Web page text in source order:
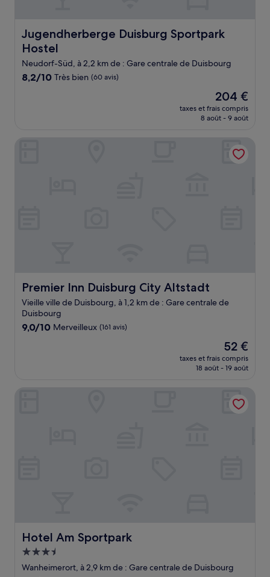
Jugendherberge Duisburg Sportpark
Hostel
Jugendherberge Duisburg Sportpark Hostel
Neudorf-Süd, à 2,2 km de : Gare centrale de Duisbourg
8.2
8,2/10 Très bien (60 avis)
Le
nouveau
prix
de
204 €
204 €
taxes et frais compris
8 août - 9 août
Premier Inn Duisburg City Altstadt
Premier Inn Duisburg City Altstadt
Vieille ville de Duisbourg, à 1,2 km de : Gare centrale de
Duisbourg
9.0
9,0/10 Merveilleux (161 avis)
Le
nouveau
prix
de
52 €
52 €
taxes et frais compris
18 août - 19 août
Hotel Am Sportpark
Hotel Am Sportpark
Hébergement
3.5 étoiles
Wanheimerort, à 2,9 km de : Gare centrale de Duisbourg